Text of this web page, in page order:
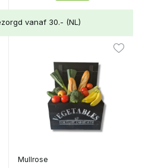
vanaf 30.- (NL)
Mullrose